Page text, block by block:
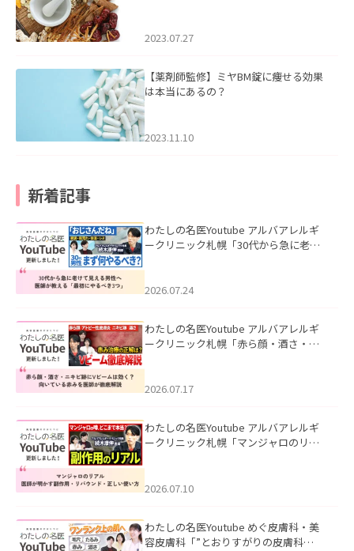
2023.07.27
【薬剤師監修】ミヤBM錠に痩せる効果
は本当にあるの？
2023.11.10
新着記事
わたしの名医Youtube アルバアレルギ
ークリニック札幌「30代から急に老け
た。
2026.07.24
わたしの名医Youtube アルバアレルギ
ークリニック札幌「赤ら顔・酒さ・ニ
した。
2026.07.17
わたしの名医Youtube アルバアレルギ
ークリニック札幌「マンジャロのリア
た。
2026.07.10
わたしの名医Youtube めぐ皮膚科・美
容皮膚科「”とおりすがりの皮膚科